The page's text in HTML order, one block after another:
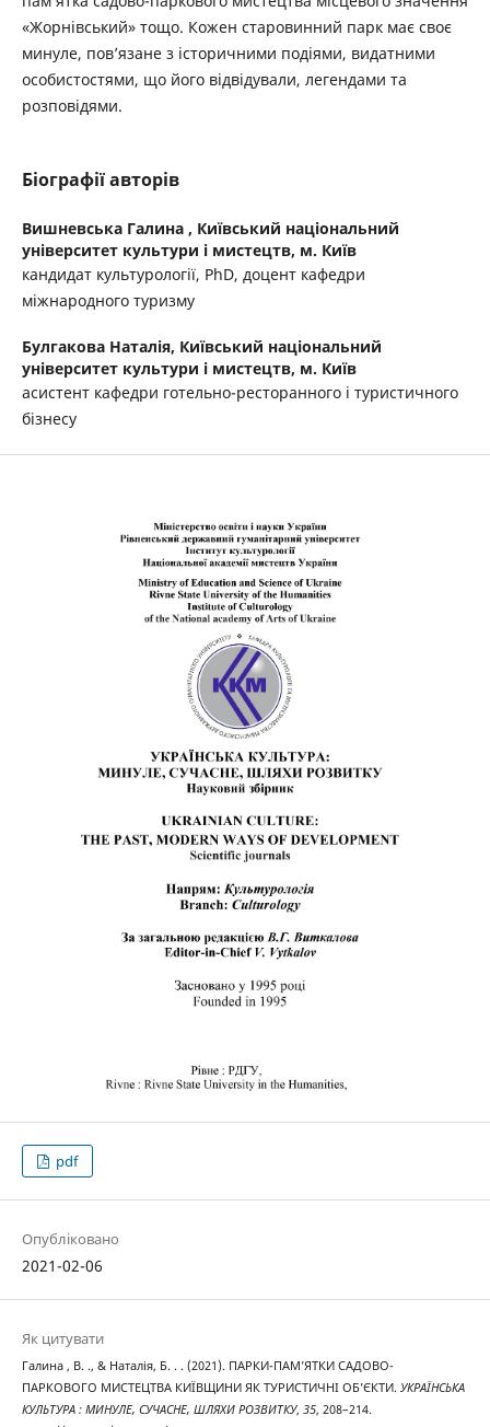
«Жорнівський» тощо. Кожен старовинний парк має своє
минуле, пов’язане з історичними подіями, видатними
особистостями, що його відвідували, легендами та
розповідями.
Біографії авторів
Вишневська Галина , Київський національний
університет культури і мистецтв, м. Київ
кандидат культурології, PhD, доцент кафедри
міжнародного туризму
Булгакова Наталія, Київський національний
університет культури і мистецтв, м. Київ
асистент кафедри готельно-ресторанного і туристичного
бізнесу
pdf
Опубліковано
2021-02-06
Як цитувати
Галина , В. ., & Наталія, Б. . . (2021). ПАРКИ-ПАМ’ЯТКИ САДОВО-
ПАРКОВОГО МИСТЕЦТВА КИЇВЩИНИ ЯК ТУРИСТИЧНІ ОБ’ЄКТИ. УКРАЇНСЬКА
КУЛЬТУРА : МИНУЛЕ, СУЧАСНЕ, ШЛЯХИ РОЗВИТКУ, 35, 208–214.